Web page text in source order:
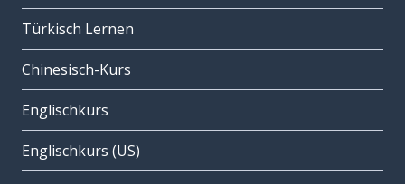
Türkisch Lernen
Chinesisch-Kurs
Englischkurs
Englischkurs (US)